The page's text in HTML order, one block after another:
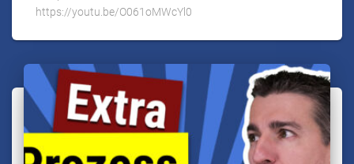
https://youtu.be/O061oMWcYl0